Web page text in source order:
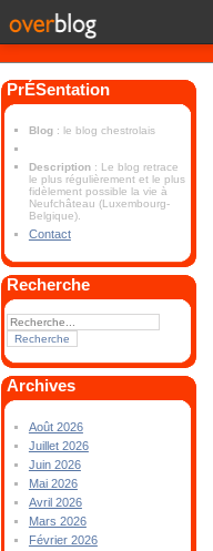
PrÉSentation
Blog : le blog chestrolais
Description : Le blog retrace
le plus régulièrement et le plus
fidèlement possible la vie à
Neufchâteau (Luxembourg-
Belgique).
Contact
Recherche
Archives
Août 2026
Juillet 2026
Juin 2026
Mai 2026
Avril 2026
Mars 2026
Février 2026